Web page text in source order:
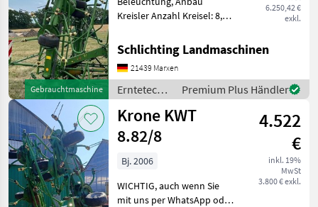
Gebrauchtmaschine
6.250,42 €
exkl.
Kreisler Anzahl Kreisel: 8,
Grenzstreueinrichtung,
Hydraulische Klappung,
Stützfuß / -rad ________
Ausstattung:
Beleuchtung/Warntafe
Schlichting Landmaschinen
21439 Marxen
Erntetechnik
Grünland /
Krone
Premium Plus Händler
Krone KWT
8.82/8
4.522
€
inkl. 19%
MwSt
3.800 € exkl.
Bj. 2006
WICHTIG, auch wenn Sie
mit uns per WhatsApp oder